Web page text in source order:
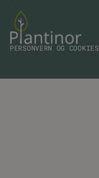
PERSONVERN OG COOKIES